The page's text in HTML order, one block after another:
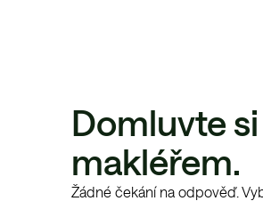
Domluvte
makléřem.
Žádné čekání na odpověď.